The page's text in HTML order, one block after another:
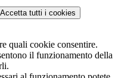
Accetta tutti i cookies
quali cookie consentire.
il funzionamento della